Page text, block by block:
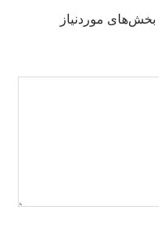
بخش‌های موردنیاز